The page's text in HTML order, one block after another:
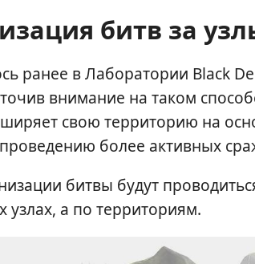
битв за
ранее в Лаборатории Black
внимание на таком
свою территорию на
проведению более активных
битвы будут
узлах, а по территориям.